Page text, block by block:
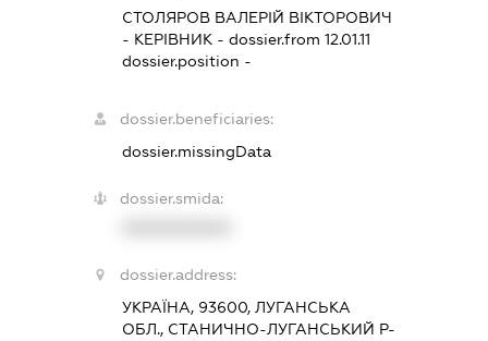
СТОЛЯРОВ ВАЛЕРІЙ ВІКТОРОВИЧ
- КЕРІВНИК - dossier.from 12.01.11
dossier.position -
dossier.beneficiaries:
dossier.missingData
dossier.smida:
dossier.address:
УКРАЇНА, 93600, ЛУГАНСЬКА
ОБЛ., СТАНИЧНО-ЛУГАНСЬКИЙ Р-